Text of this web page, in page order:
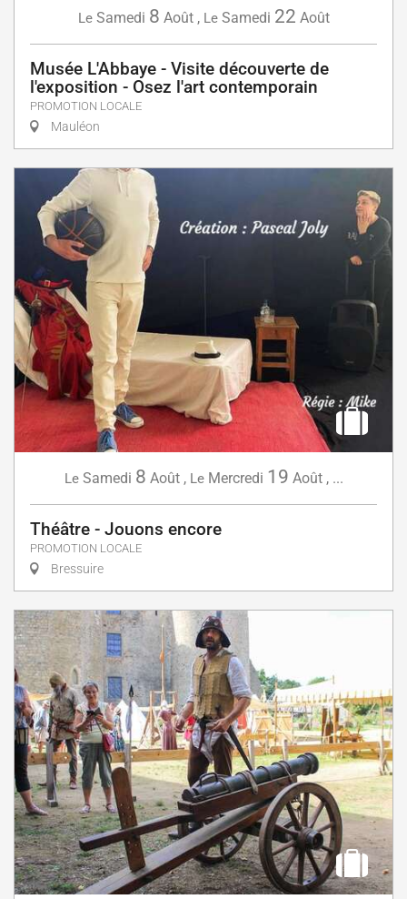
Le Samedi 8 Août, Le Samedi 22 Août
Musée L'Abbaye - Visite découverte de
l'exposition - Osez l'art contemporain
PROMOTION LOCALE
Mauléon
Le Samedi 8 Août, Le Mercredi 19 Août, ...
Théâtre - Jouons encore
PROMOTION LOCALE
Bressuire